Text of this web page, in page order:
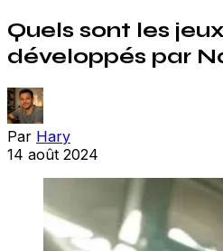
Quels sont les
développés par
Par Hary
14 août 2024